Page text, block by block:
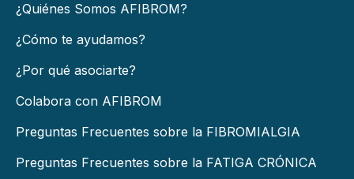
¿Quiénes Somos AFIBROM?
¿Cómo te ayudamos?
¿Por qué asociarte?
Colabora con AFIBROM
Preguntas Frecuentes sobre la FIBROMIALGIA
Preguntas Frecuentes sobre la FATIGA CRÓNICA